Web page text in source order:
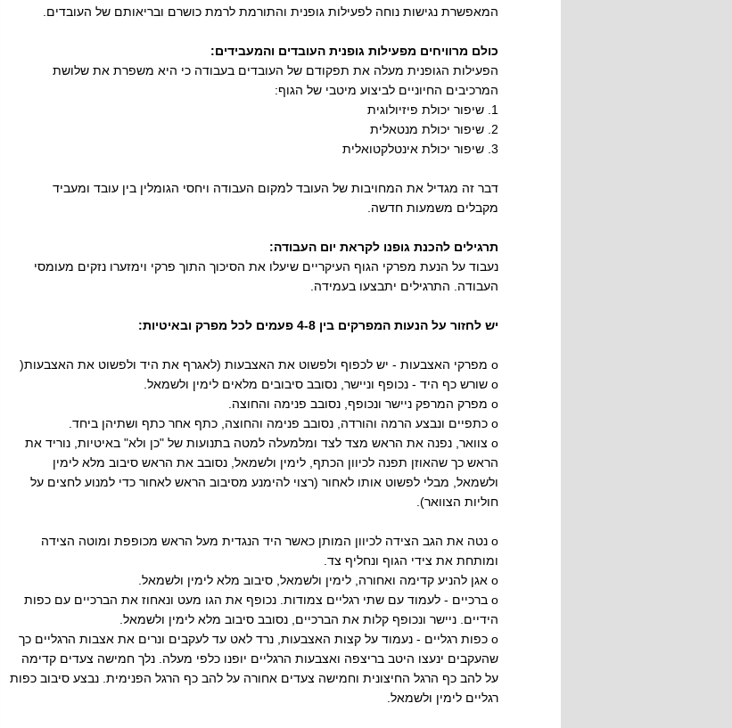
המאפשרת נגישות נוחה לפעילות גופנית והתורמת לרמת כושרם ובריאותם של העובדים.
כולם מרוויחים מפעילות גופנית העובדים והמעבידים:
הפעילות הגופנית מעלה את תפקודם של העובדים בעבודה כי היא משפרת את שלושת
המרכיבים החיוניים לביצוע מיטבי של הגוף:
1. שיפור יכולת פיזיולוגית
2. שיפור יכולת מנטאלית
3. שיפור יכולת אינטלקטואלית
דבר זה מגדיל את המחויבות של העובד למקום העבודה ויחסי הגומלין בין עובד ומעביד
מקבלים משמעות חדשה.
תרגילים להכנת גופנו לקראת יום העבודה:
נעבוד על הנעת מפרקי הגוף העיקריים שיעלו את הסיכוך התוך פרקי וימזערו נזקים מעומסי
העבודה. התרגילים יתבצעו בעמידה.
יש לחזור על הנעות המפרקים בין 4-8 פעמים לכל מפרק ובאיטיות:
o מפרקי האצבעות - יש לכפוף ולפשוט את האצבעות (לאגרף את היד ולפשוט את האצבעות(
o שורש כף היד - נכופף וניישר, נסובב סיבובים מלאים לימין ולשמאל.
o מפרק המרפק ניישר ונכופף, נסובב פנימה והחוצה.
o כתפיים ונבצע הרמה והורדה, נסובב פנימה והחוצה, כתף אחר כתף ושתיהן ביחד.
o צוואר, נפנה את הראש מצד לצד ומלמעלה למטה בתנועות של "כן ולא" באיטיות, נוריד את
הראש כך שהאוזן תפנה לכיוון הכתף, לימין ולשמאל, נסובב את הראש סיבוב מלא לימין
ולשמאל, מבלי לפשוט אותו לאחור (רצוי להימנע מסיבוב הראש לאחור כדי למנוע לחצים על
חוליות הצוואר).
o נטה את הגב הצידה לכיוון המותן כאשר היד הנגדית מעל הראש מכופפת ומוטה הצידה
ומותחת את צידי הגוף ונחליף צד.
o אגן להניע קדימה ואחורה, לימין ולשמאל, סיבוב מלא לימין ולשמאל.
o ברכיים - לעמוד עם שתי רגליים צמודות. נכופף את הגו מעט ונאחוז את הברכיים עם כפות
הידיים. ניישר ונכופף קלות את הברכיים, נסובב סיבוב מלא לימין ולשמאל.
o כפות רגליים - נעמוד על קצות האצבעות, נרד לאט עד לעקבים ונרים את אצבות הרגליים כך
שהעקבים ינעצו היטב בריצפה ואצבעות הרגליים יופנו כלפי מעלה. נלך חמישה צעדים קדימה
על להב כף הרגל החיצונית וחמישה צעדים אחורה על להב כף הרגל הפנימית. נבצע סיבוב כפות
רגליים לימין ולשמאל.